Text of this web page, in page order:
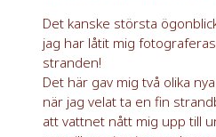
Det kanske största
jag har låtit mig fotograferas
stranden!
Det här gav mig två olika
när jag velat ta en fin
att vattnet nått mig upp till